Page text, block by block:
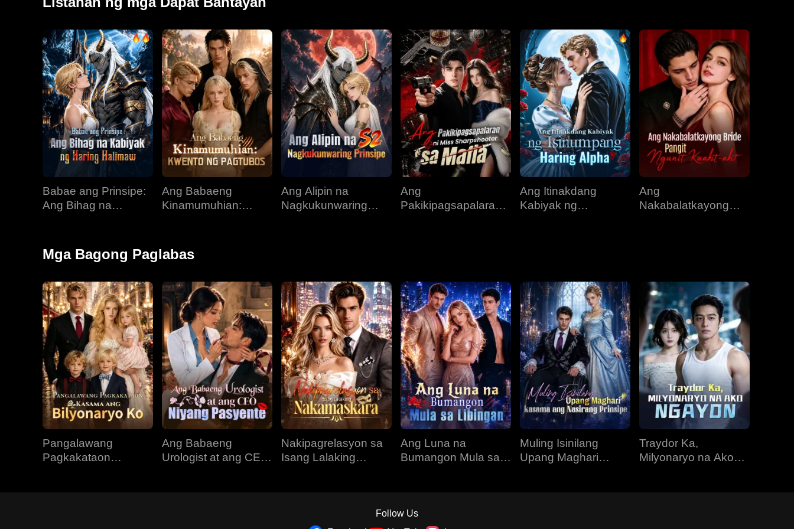
EP 34 EP 35 EP 36
EP 37 EP 38 EP 39
Babae ang Prinsipe:
Ang Bihag na
Ang Babaeng
Kinamumuhian:
Ang Alipin na
Nagkukunwaring
Ang
Pakikipagsapalaran
Ang Itinakdang
Kabiyak ng
Ang
Nakabalatkayong
Mga Bagong Paglabas
Pangalawang
Pagkakataon
Ang Babaeng
Urologist at ang CEO
Nakipagrelasyon sa
Isang Lalaking
Ang Luna na
Bumangon Mula sa
Muling Isinilang
Upang Maghari
Traydor Ka,
Milyonaryo na Ako
Follow Us